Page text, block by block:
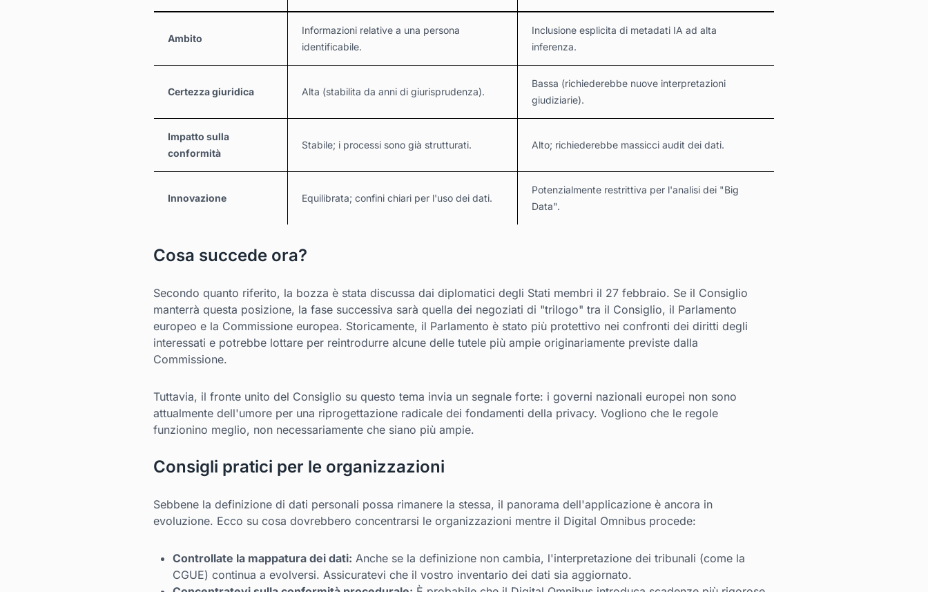
Ambito
Informazioni relative a una persona
identificabile.
Inclusione esplicita di metadati IA ad alta
inferenza.
Certezza giuridica Alta (stabilita da anni di giurisprudenza).
Bassa (richiederebbe nuove interpretazioni
giudiziarie).
Impatto sulla
conformità
Stabile; i processi sono già strutturati. Alto; richiederebbe massicci audit dei dati.
Innovazione Equilibrata; confini chiari per l'uso dei dati.
Potenzialmente restrittiva per l'analisi dei "Big
Data".
Cosa succede ora?
Secondo quanto riferito, la bozza è stata discussa dai diplomatici degli Stati membri il 27 febbraio. Se il Consiglio
manterrà questa posizione, la fase successiva sarà quella dei negoziati di "trilogo" tra il Consiglio, il Parlamento
europeo e la Commissione europea. Storicamente, il Parlamento è stato più protettivo nei confronti dei diritti degli
interessati e potrebbe lottare per reintrodurre alcune delle tutele più ampie originariamente previste dalla
Commissione.
Tuttavia, il fronte unito del Consiglio su questo tema invia un segnale forte: i governi nazionali europei non sono
attualmente dell'umore per una riprogettazione radicale dei fondamenti della privacy. Vogliono che le regole
funzionino meglio, non necessariamente che siano più ampie.
Consigli pratici per le organizzazioni
Sebbene la definizione di dati personali possa rimanere la stessa, il panorama dell'applicazione è ancora in
evoluzione. Ecco su cosa dovrebbero concentrarsi le organizzazioni mentre il Digital Omnibus procede:
Controllate la mappatura dei dati: Anche se la definizione non cambia, l'interpretazione dei tribunali (come la
CGUE) continua a evolversi. Assicuratevi che il vostro inventario dei dati sia aggiornato.